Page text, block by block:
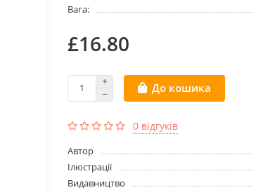
Вага:
£16.80
До кошика
0 відгуків
Aвтор
Ілюстрації
Видавництво